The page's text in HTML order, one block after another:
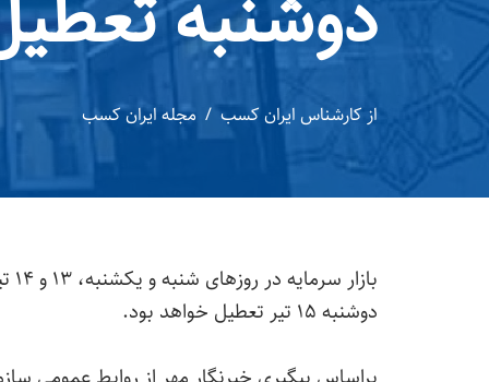
از کارشناس ایران کسب مجله ایران کسب
دوشنبه ۱۵ تیر تعطیل خواهد بود.